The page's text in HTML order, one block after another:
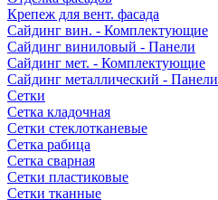
Крепеж для вент. фасада
Сайдинг вин. - Комплектующие
Сайдинг виниловый - Панели
Сайдинг мет. - Комплектующие
Сайдинг металлический - Панели
Сетки
Сетка кладочная
Сетки стеклотканевые
Сетка рабица
Сетка сварная
Сетки пластиковые
Сетки тканные